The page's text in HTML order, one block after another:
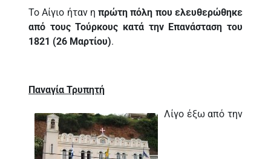
Το Αίγιο ήταν ηπρώτη πόλη που ελευθερώθηκε
από τους Τούρκους κατά την Επανάσταση του
1821 (26 Μαρτίου).
Παναγία Τρυπητή
Λίγο έξω από την